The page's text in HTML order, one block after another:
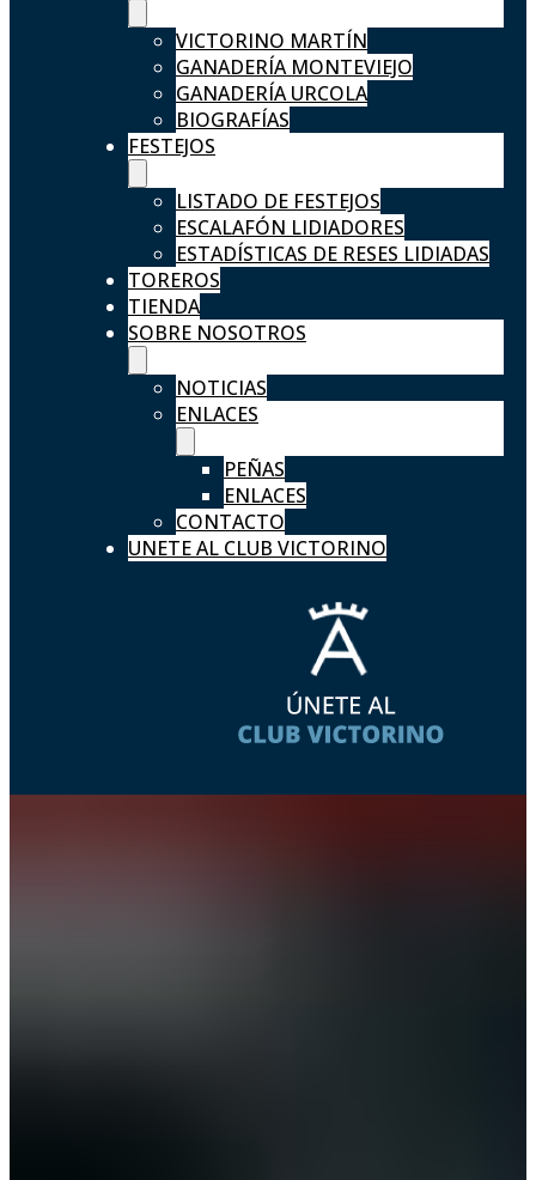
VICTORINO MARTÍN
GANADERÍA MONTEVIEJO
GANADERÍA URCOLA
BIOGRAFÍAS
FESTEJOS
LISTADO DE FESTEJOS
ESCALAFÓN LIDIADORES
ESTADÍSTICAS DE RESES LIDIADAS
TOREROS
TIENDA
SOBRE NOSOTROS
NOTICIAS
ENLACES
PEÑAS
ENLACES
CONTACTO
UNETE AL CLUB VICTORINO